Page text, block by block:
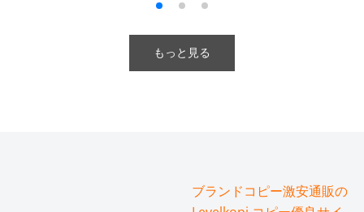
もっと見る
ブランドコピー激安通販の